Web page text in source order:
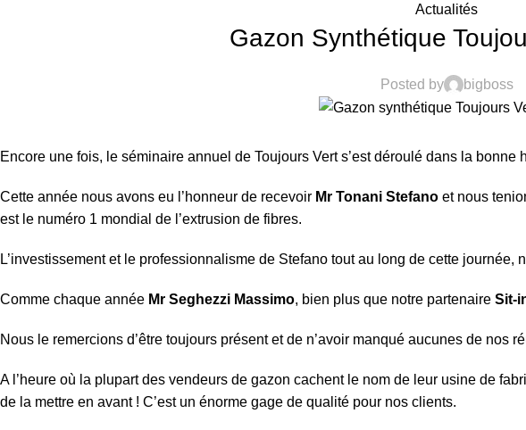
Actualités
Gazon Synthétique
Posted by bigboss
Encore une fois, le séminaire annuel de Toujours Vert s’est déroulé dans la bonne
Cette année nous avons eu l’honneur de recevoir Mr Tonani Stefano et nous
est le numéro 1 mondial de l’extrusion de fibres.
L’investissement et le professionnalisme de Stefano tout au long de cette journée,
Comme chaque année Mr Seghezzi Massimo, bien plus que notre partenaire Sit-
Nous le remercions d’être toujours présent et de n’avoir manqué aucunes de nos
A l’heure où la plupart des vendeurs de gazon cachent le nom de leur usine de
de la mettre en avant ! C’est un énorme gage de qualité pour nos clients.